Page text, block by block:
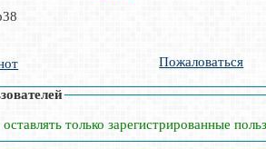
Пожаловаться
только зарегистрированные